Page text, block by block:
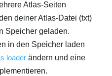
Atlas-Seiten
deiner Atlas-Datei (txt)
Speicher geladen.
in den Speicher laden
loader ändern und eine